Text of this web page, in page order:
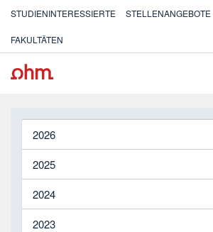
STUDIENINTERESSIERTE STELLENANGEBOTE
FAKULTÄTEN
2026
2025
2024
2023